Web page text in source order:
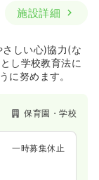
施設詳細
しい心)協力(な
し学校教育法に
に努めます。
保育園・学校
一時募集休止